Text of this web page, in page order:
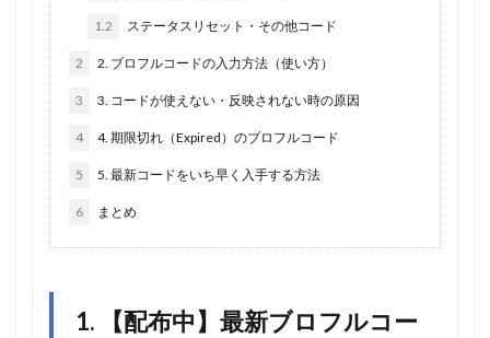
1.2 ステータスリセット・その他コード
2 2. ブロフルコードの入力方法（使い方）
3 3. コードが使えない・反映されない時の原因
4 4. 期限切れ（Expired）のブロフルコード
5 5. 最新コードをいち早く入手する方法
6 まとめ
1. 【配布中】最新ブロフルコー